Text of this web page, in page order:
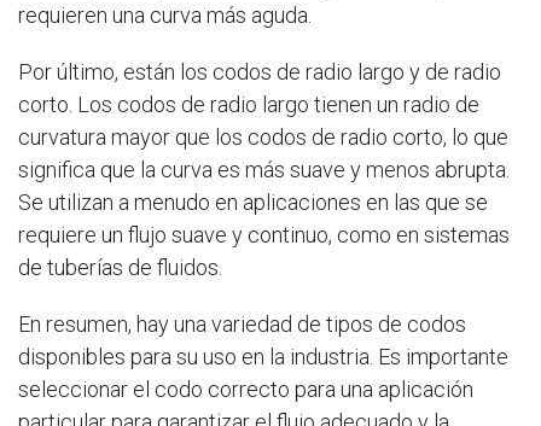
requieren una curva más aguda.
Por último, están los codos de radio largo y de radio
corto. Los codos de radio largo tienen un radio de
curvatura mayor que los codos de radio corto, lo que
significa que la curva es más suave y menos abrupta.
Se utilizan a menudo en aplicaciones en las que se
requiere un flujo suave y continuo, como en sistemas
de tuberías de fluidos.
En resumen, hay una variedad de tipos de codos
disponibles para su uso en la industria. Es importante
seleccionar el codo correcto para una aplicación